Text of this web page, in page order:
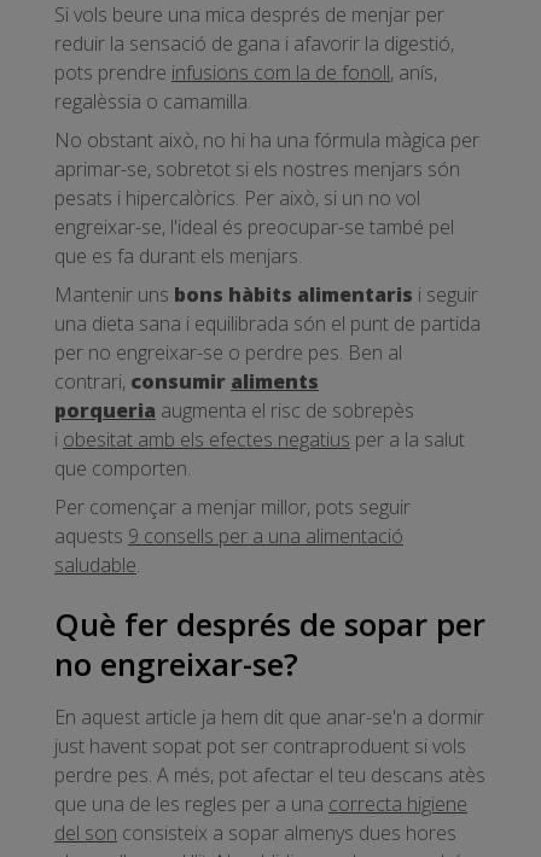
Si vols beure una mica després de menjar per
reduir la sensació de gana i afavorir la digestió,
pots prendre infusions com la de fonoll, anís,
regalèssia o camamilla.
No obstant això, no hi ha una fórmula màgica per
aprimar-se, sobretot si els nostres menjars són
pesats i hipercalòrics. Per això, si un no vol
engreixar-se, l'ideal és preocupar-se també pel
que es fa durant els menjars.
Mantenir uns bons hàbits alimentaris i seguir
una dieta sana i equilibrada són el punt de partida
per no engreixar-se o perdre pes. Ben al
contrari, consumir aliments
porqueria augmenta el risc de sobrepès
i obesitat amb els efectes negatius per a la salut
que comporten.
Per començar a menjar millor, pots seguir
aquests 9 consells per a una alimentació
saludable.
Què fer després de sopar per
no engreixar-se?
En aquest article ja hem dit que anar-se'n a dormir
just havent sopat pot ser contraproduent si vols
perdre pes. A més, pot afectar el teu descans atès
que una de les regles per a una correcta higiene
del son consisteix a sopar almenys dues hores